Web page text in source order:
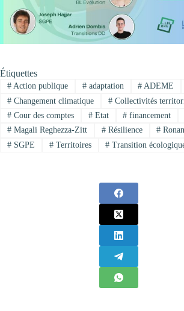
Étiquettes
#Action publique #adaptation # ADEME
#Changement climatique #Collectivités
#Cour des comptes #Etat # financement
#Magali Reghezza-Zitt #Résilience #
#SGPE #Territoires # Transition